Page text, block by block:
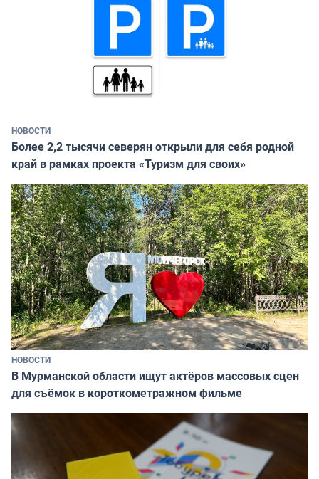
НОВОСТИ
Более 2,2 тысячи северян открыли для себя родной
край в рамках проекта «Туризм для своих»
НОВОСТИ
В Мурманской области ищут актёров массовых сцен
для съёмок в короткометражном фильме